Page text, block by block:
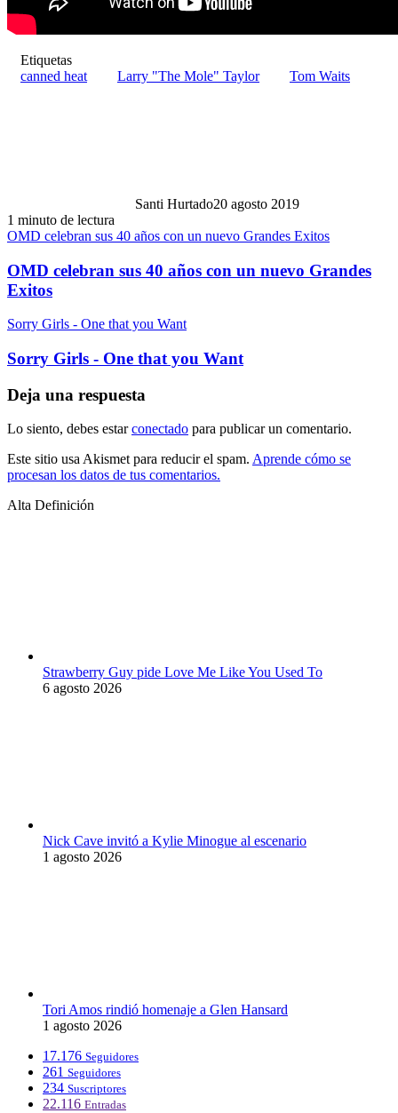
Etiquetas
canned heat
Larry "The Mole" Taylor Tom Waits
Santi Hurtado20 agosto 2019
1 minuto de lectura
OMD celebran sus 40 años con un nuevo Grandes Exitos
OMD celebran sus 40 años con un nuevo Grandes
Exitos
Sorry Girls - One that you Want
Sorry Girls - One that you Want
Deja una respuesta
Lo siento, debes estarconectado para publicar un comentario.
Este sitio usa Akismet para reducir el spam. Aprende cómo se
procesan los datos de tus comentarios.
Alta Definición
Strawberry Guy pide Love Me Like You Used To
6 agosto 2026
Nick Cave invitó a Kylie Minogue al escenario
1 agosto 2026
Tori Amos rindió homenaje a Glen Hansard
1 agosto 2026
17.176 Seguidores
261 Seguidores
234 Suscriptores
22.116 Entradas